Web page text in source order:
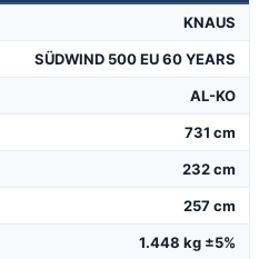
KNAUS
SÜDWIND 500 EU 60 YEARS
AL-KO
731 cm
232 cm
257 cm
1.448 kg ±5%